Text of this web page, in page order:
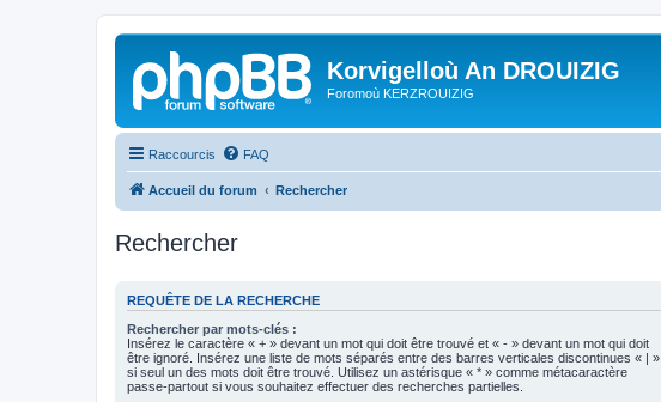
Korvigelloù An DROUIZIG
Foromoù KERZROUIZIG
Raccourcis FAQ
Accueil du forum Rechercher
Rechercher
REQUÊTE DE LA RECHERCHE
Rechercher par mots-clés :
Insérez le caractère « + » devant un mot qui doit être trouvé et « - » devant un mot qui doit
être ignoré. Insérez une liste de mots séparés entre des barres verticales discontinues « | »
si seul un des mots doit être trouvé. Utilisez un astérisque « * » comme métacaractère
passe-partout si vous souhaitez effectuer des recherches partielles.